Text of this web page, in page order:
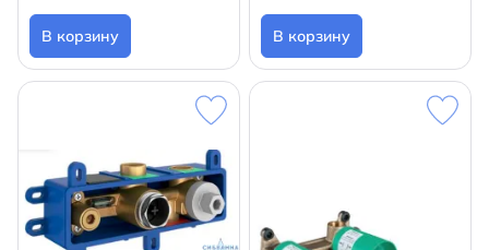
В корзину В корзину